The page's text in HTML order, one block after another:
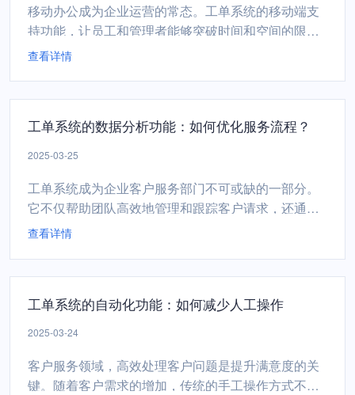
移动办公成为企业运营的常态。工单系统的移动端支
持功能，让员工和管理者能够突破时间和空间的限
制，随时随地处理工单，极大地提升了工作效率和服
及，企业员工的工作场景不再局限于办公室。无论是
现场技术支持、外勤人员，还...
查看详情
工单系统的数据分析功能：如何优化服务流程？
2025-03-25
工单系统成为企业客户服务部门不可或缺的一部分。
它不仅帮助团队高效地管理和跟踪客户请求，还通过
强大的数据分析功能，为企业提供了优化服务流程的
优势之一在于其数据收集能力。从客户提交问题的那
一刻起，系统便开始...
查看详情
工单系统的自动化功能：如何减少人工操作
2025-03-24
客户服务领域，高效处理客户问题是提升满意度的关
键。随着客户需求的增加，传统的手工操作方式不仅